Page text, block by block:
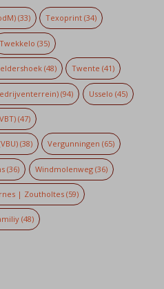
(33) Texoprint (34)
Twekkelo (35)
(48) Twente (41)
(94) Usselo (45)
(47)
(38) Vergunningen (65)
(36) Windmolenweg(36)
| Zoutholtes (59)
(48)